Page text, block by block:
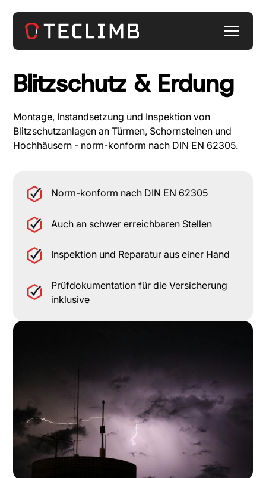
Blitzschutz & Erdung
Montage, Instandsetzung und Inspektion von
Blitzschutzanlagen an Türmen, Schornsteinen und
Hochhäusern - norm-konform nach DIN EN 62305.
Norm-konform nach DIN EN 62305
Auch an schwer erreichbaren Stellen
Inspektion und Reparatur aus einer Hand
Prüfdokumentation für die Versicherung
inklusive